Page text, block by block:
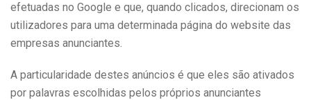
efetuadas no Google e que, quando clicados, direcionam os
utilizadores para uma determinada página do website das
empresas anunciantes.
A particularidade destes anúncios é que eles são ativados
por palavras escolhidas pelos próprios anunciantes